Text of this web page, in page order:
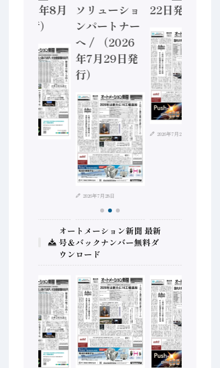
（2026年8月
5日発行）
ソリューショ
ンパートナー
へ / （2026
年7月29日発
行）
2026年7月28日
22日発行）
2026年7月21日
オートメーション新聞 最新
号＆バックナンバー無料ダ
ウンロード